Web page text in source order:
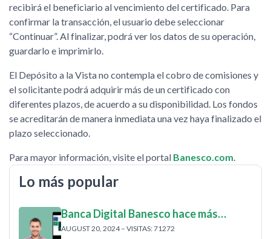
recibirá el beneficiario al vencimiento del certificado. Para
confirmar la transacción, el usuario debe seleccionar
“Continuar”. Al finalizar, podrá ver los datos de su operación,
guardarlo e imprimirlo.
El Depósito a la Vista no contempla el cobro de comisiones y
el solicitante podrá adquirir más de un certificado con
diferentes plazos, de acuerdo a su disponibilidad. Los fondos
se acreditarán de manera inmediata una vez haya finalizado el
plazo seleccionado.
Para mayor información, visite el portal Banesco.com
Lo más popular
Banca Digital Banesco hace más…
AUGUST 20, 2024 – VISITAS: 71272